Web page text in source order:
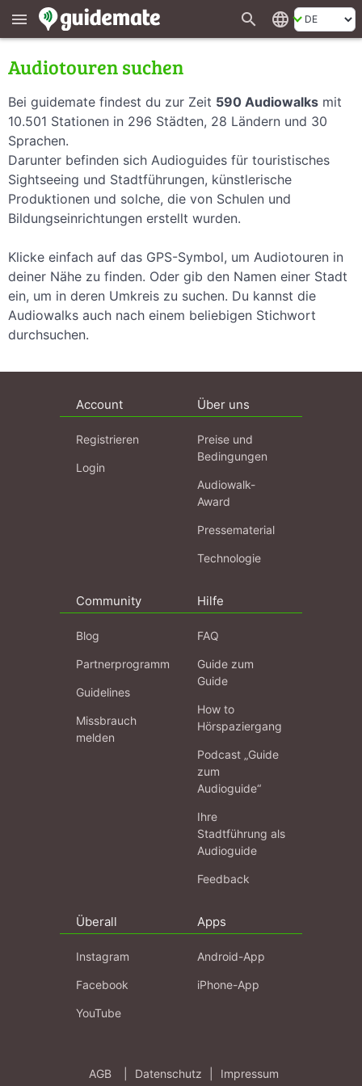
menu search language
Audiotouren suchen
Bei guidemate findest du zur Zeit 590 Audiowalks mit
10.501 Stationen in 296 Städten, 28 Ländern und 30
Sprachen.
Darunter befinden sich Audioguides für touristisches
Sightseeing und Stadtführungen, künstlerische
Produktionen und solche, die von Schulen und
Bildungseinrichtungen erstellt wurden.
Klicke einfach auf das GPS-Symbol, um Audiotouren in
deiner Nähe zu finden. Oder gib den Namen einer Stadt
ein, um in deren Umkreis zu suchen. Du kannst die
Audiowalks auch nach einem beliebigen Stichwort
durchsuchen.
Account
Registrieren
Login
Über uns
Preise und
Bedingungen
Audiowalk-
Award
Pressematerial
Technologie
Community
Blog
Partnerprogramm
Guidelines
Missbrauch
melden
Hilfe
FAQ
Guide zum
Guide
How to
Hörspaziergang
Podcast „Guide
zum
Audioguide“
Ihre
Stadtführung als
Audioguide
Feedback
Überall
Instagram
Facebook
YouTube
Apps
Android-App
iPhone-App
AGB Datenschutz Impressum